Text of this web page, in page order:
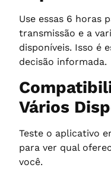
Use essas 6 horas
transmissão e a
disponíveis. Isso é
decisão informada.
Vários
Teste o aplicativo
para ver qual
você.